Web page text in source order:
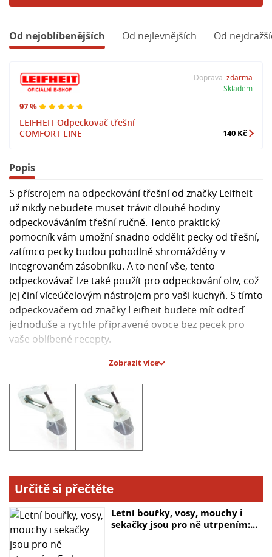
Od nejoblíbenějších Od nejlevnějších Od
97 %
LEIFHEIT Odpeckovač třešní
COMFORT LINE
Doprava: zdarma
Skladem
140 Kč
Popis
S přístrojem na odpeckování třešní od značky Leifheit
už nikdy nebudete muset trávit dlouhé hodiny
odpeckováváním třešní ručně. Tento praktický
pomocník vám umožní snadno oddělit pecky od třešní,
zatímco pecky budou pohodlně shromážděny v
integrovaném zásobníku. A to není vše, tento
odpeckovávač lze také použít pro odpeckování oliv, což
jej činí víceúčelovým nástrojem pro vaši kuchyň. S tímto
odpeckovačem od značky Leifheit budete mít odteď
jednoduše a rychle připravené ovoce bez pecek pro
vaše oblíbené recepty.
- Odpeckovávač třešní od značky Leifheit
- Odděluje pecky od třešní
- Pecky zůstávají v zásobníku
- Možno použít i na olivy
Zobrazit více
Určitě si přečtěte
Letní bouřky, vosy, mouchy i
sekačky jsou pro ně utrpením:...